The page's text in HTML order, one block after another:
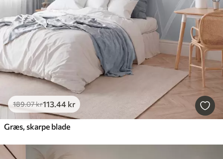
189.07kr113.44 kr
Græs, skarpe blade